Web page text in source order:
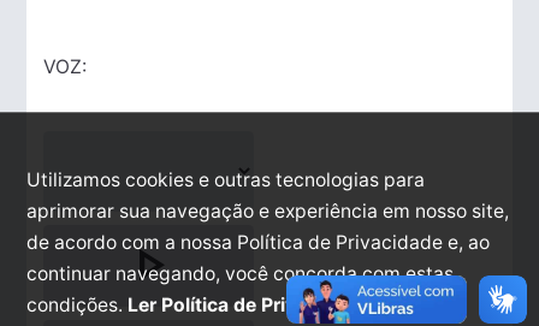
VOZ:
play_arrow
Utilizamos cookies e outras tecnologias para
aprimorar sua navegação e experiência em nosso site,
de acordo com a nossa Política de Privacidade e, ao
continuar navegando, você concorda com estas
condições. Ler Política de Privacidade.